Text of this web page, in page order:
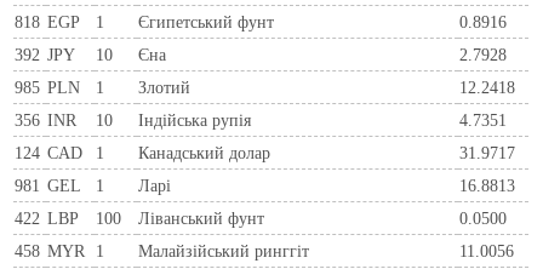
818 EGP 1 Єгипетський фунт
0.8916
392 JPY 10 Єна
2.7928
985 PLN 1 Злотий
12.2418
356 INR 10 Індійська рупія
4.7351
124 CAD 1 Канадський долар
31.9717
981 GEL 1 Ларi
16.8813
422 LBP 100 Ліванський фунт
0.0500
458 MYR 1 Малайзійський ринггіт
11.0056